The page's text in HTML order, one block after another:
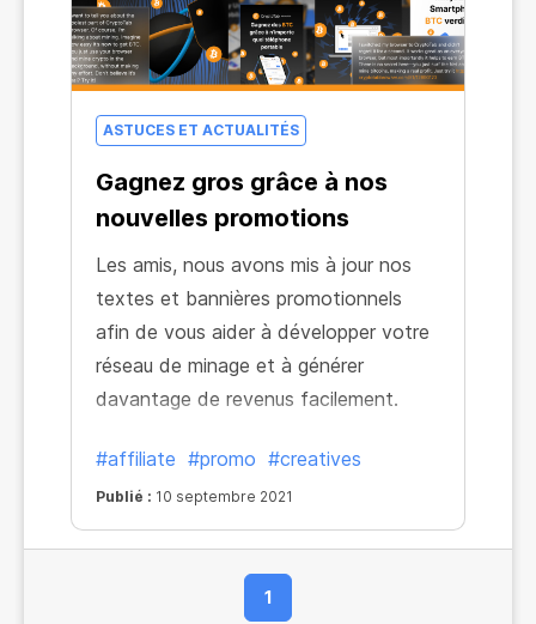
ASTUCES ET ACTUALITÉS
Gagnez gros grâce à nos
nouvelles promotions
Les amis, nous avons mis à jour nos
textes et bannières promotionnels
afin de vous aider à développer votre
réseau de minage et à générer
davantage de revenus facilement.
#affiliate #promo #creatives
Publié : 10 septembre 2021
1